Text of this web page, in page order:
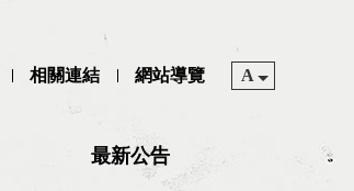
相關連結 網站導覽 A
最新公告